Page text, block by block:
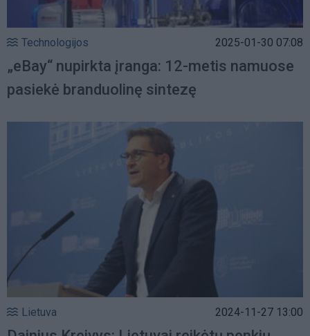
Technologijos 2025-01-30 07:08
„eBay“ nupirkta įranga: 12-metis namuose
pasiekė branduolinę sintezę
Lietuva 2024-11-27 13:00